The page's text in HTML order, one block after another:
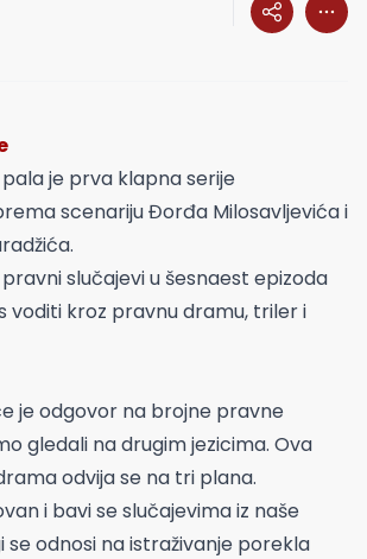
je prva klapna serije
scenariju Đorđa Milosavljevića i
slučajevi u šesnaest epizoda
voditi kroz pravnu dramu, triler i
je odgovor na brojne pravne
gledali na drugim jezicima. Ova
odvija se na tri plana.
i bavi se slučajevima iz naše
se odnosi na istraživanje porekla